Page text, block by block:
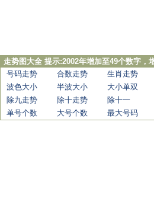
走势图大全 提示:2002年增加至49个数字，
号码走势
合数走势 生肖走势
波色大小
半波大小 大小单双
除九走势
除十走势 除十一
单号个数
大号个数 最大号码